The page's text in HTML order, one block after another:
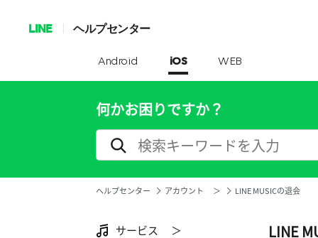
LINE ヘルプセンター
Android iOS WEB
何かお困りですか？
ヘルプセンター アカウント ＞ LINE MUSICの退会
サービス ＞ LINE